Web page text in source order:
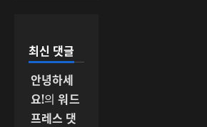
최신 댓글
안녕하세
요!의워드
프레스 댓